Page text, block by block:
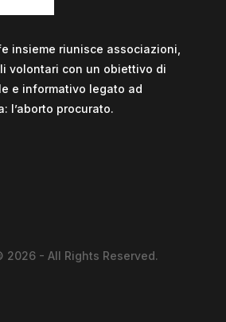
insieme riunisce associazioni,
volontari con un obiettivo di
e informativo legato ad
l’aborto procurato.
2026 - All Rights Reserved.